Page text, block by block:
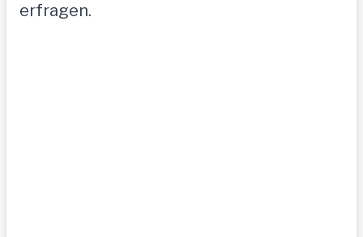
erfragen.